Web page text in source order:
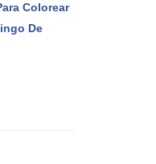
Colorear
De